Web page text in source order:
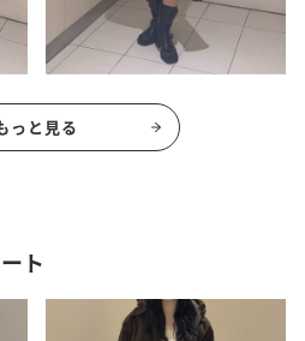
っと見る
ト